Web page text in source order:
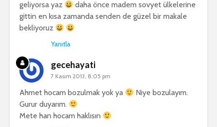
geliyorsa yaz
daha önce madem sovyet ülkelerine
gittin en kısa zamanda senden de güzel bir makale
bekliyoruz
Yanıtla
gecehayati
7 Kasım 2013, 8:05 pm
Ahmet hocam bozulmak yok ya
Niye bozulayım.
Gurur duyarım.
Mete han hocam haklısın